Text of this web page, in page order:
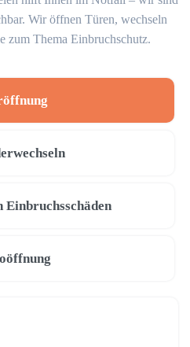
Wir öffnen Türen, wechseln
zum Thema Einbruchschutz.